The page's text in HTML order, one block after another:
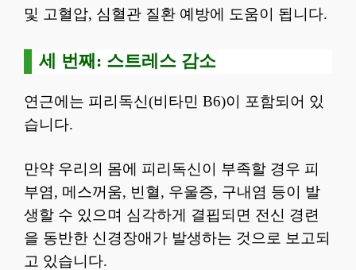
및 고혈압, 심혈관 질환 예방에 도움이 됩니다.
세 번째: 스트레스 감소
연근에는 피리독신(비타민 B6)이 포함되어 있
습니다.
만약 우리의 몸에 피리독신이 부족할 경우 피
부염, 메스꺼움, 빈혈, 우울증, 구내염 등이 발
생할 수 있으며 심각하게 결핍되면 전신 경련
을 동반한 신경장애가 발생하는 것으로 보고되
고 있습니다.